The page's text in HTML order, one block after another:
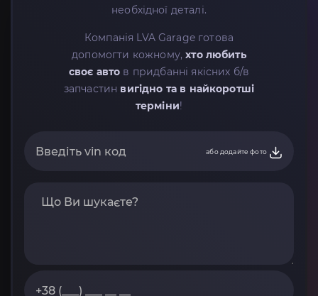
необхідної деталі.
Компанія LVA Garage готова
допомогти кожному,хто любить
своє авто в придбанні якісних б/в
запчастин вигідно та в найкоротші
терміни!
або додайте фото